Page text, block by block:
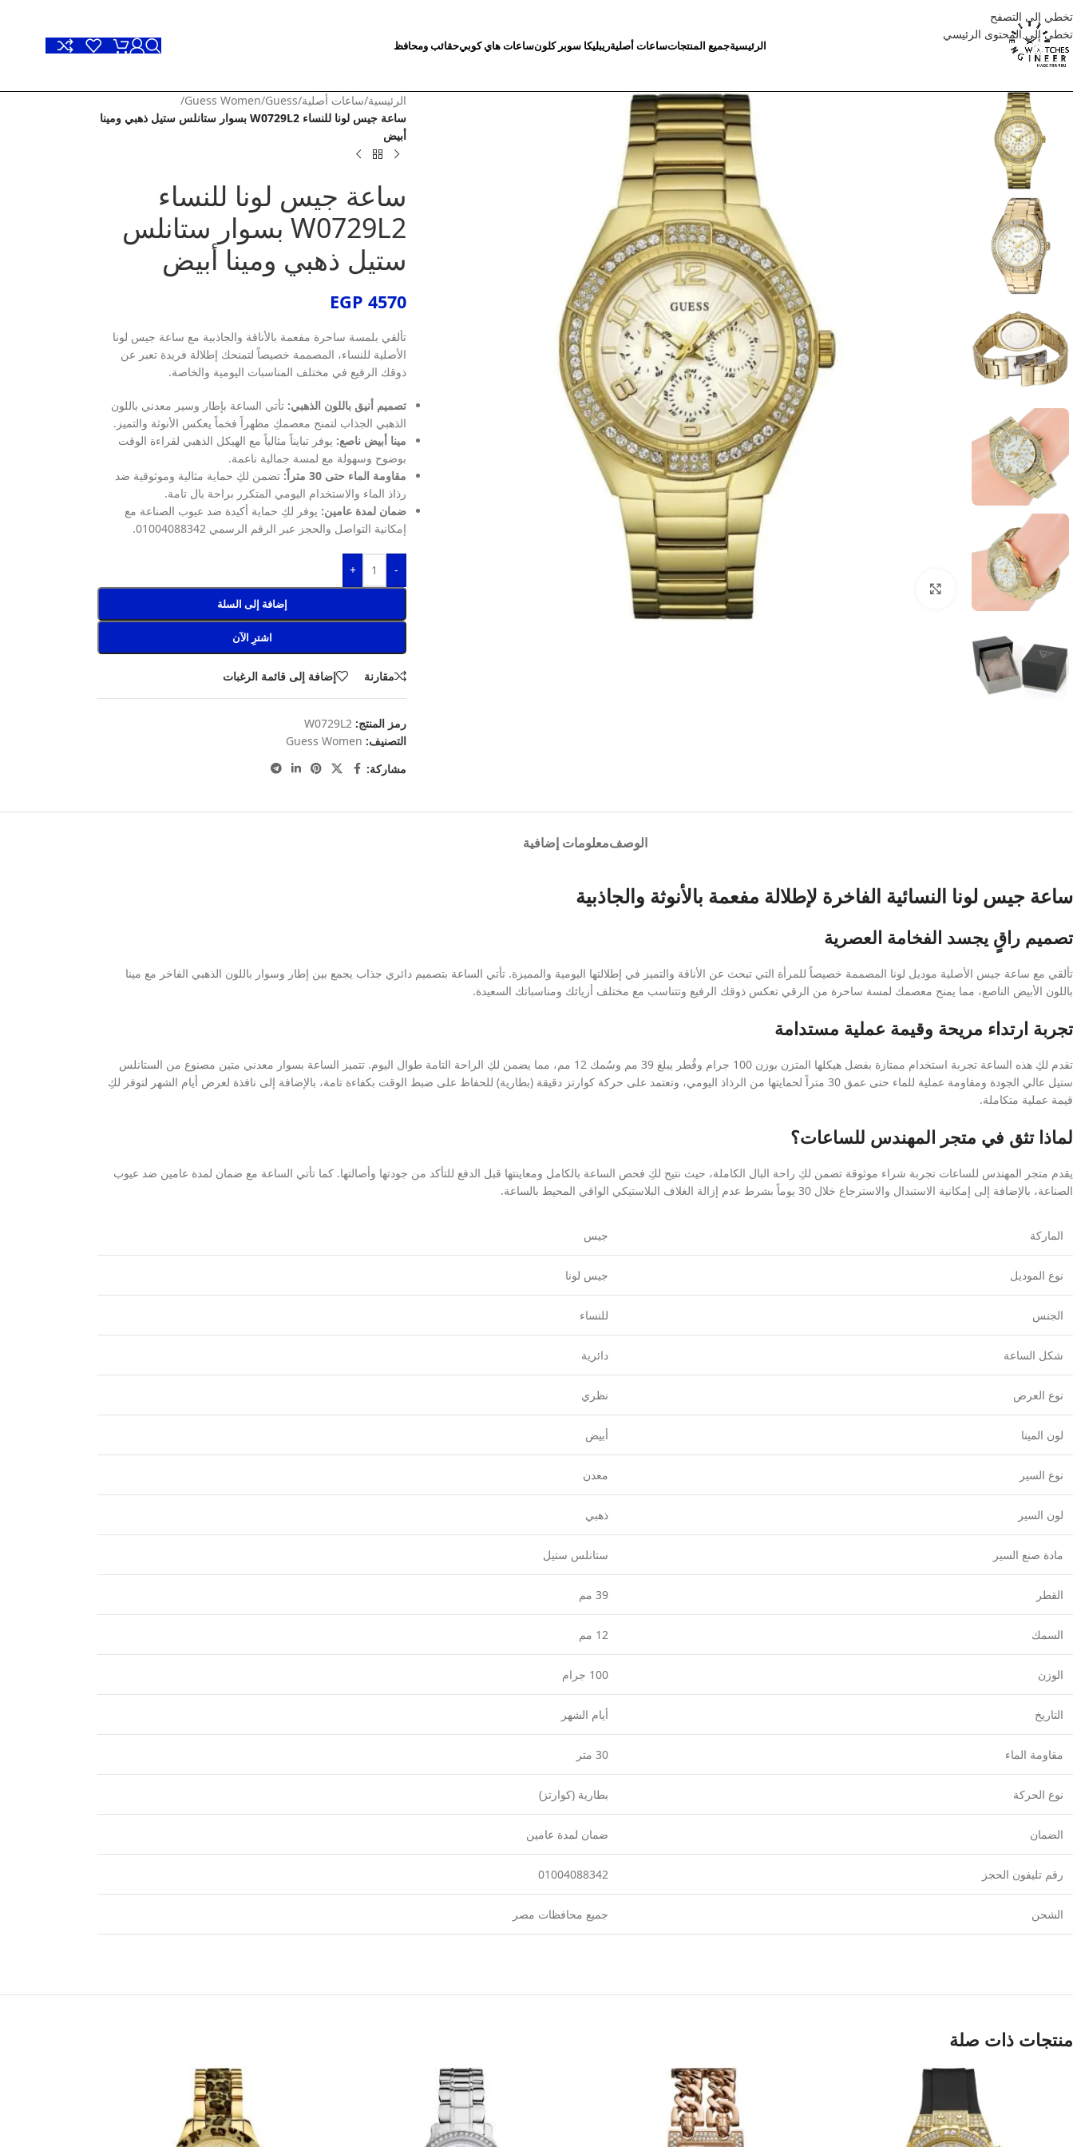
تخطي إلى التصفح
تخطي إلى المحتوى الرئيسي
الرئيسيةجميع المنتجاتساعات أصليةريبليكا سوبر كلونساعات هاي كوبيحقائب ومحافظ
الرئيسية/ساعات أصلية/
Guess
/
Guess Women
/
ساعة جيس لونا للنساء W0729L2 بسوار ستانلس ستيل ذهبي ومينا
أبيض
ساعة جيس لونا للنساء
W0729L2 بسوار ستانلس
ستيل ذهبي ومينا أبيض
EGP 4570
تألقي بلمسة ساحرة مفعمة بالأناقة والجاذبية مع ساعة جيس لونا
الأصلية للنساء، المصممة خصيصاً لتمنحك إطلالة فريدة تعبر عن
ذوقك الرفيع في مختلف المناسبات اليومية والخاصة.
تصميم أنيق باللون الذهبي: تأتي الساعة بإطار وسير معدني باللون
الذهبي الجذاب لتمنح معصمكِ مظهراً فخماً يعكس الأنوثة والتميز.
مينا أبيض ناصع: يوفر تبايناً مثالياً مع الهيكل الذهبي لقراءة الوقت
بوضوح وسهولة مع لمسة جمالية ناعمة.
مقاومة الماء حتى 30 متراً:
تضمن لكِ حماية مثالية وموثوقية ضد
رذاذ الماء والاستخدام اليومي المتكرر براحة بال تامة.
ضمان لمدة عامين: يوفر لكِ حماية أكيدة ضد عيوب الصناعة مع
إمكانية التواصل والحجز عبر الرقم الرسمي 01004088342.
-
+
إضافة إلى السلة
اشترِ الآن
مقارنة إضافة إلى قائمة الرغبات
رمز المنتج: W0729L2
التصنيف: Guess Women
مشاركة:
الوصفمعلومات إضافية
ساعة جيس لونا النسائية الفاخرة لإطلالة مفعمة بالأنوثة والجاذبية
تصميم راقٍ يجسد الفخامة العصرية
تألقي مع ساعة جيس الأصلية موديل لونا المصممة خصيصاً للمرأة التي تبحث عن الأناقة والتميز في إطلالتها اليومية والمميزة. تأتي الساعة بتصميم دائري جذاب يجمع بين إطار وسوار باللون الذهبي الفاخر مع مينا
باللون الأبيض الناصع، مما يمنح معصمك لمسة ساحرة من الرقي تعكس ذوقك الرفيع وتتناسب مع مختلف أزيائك ومناسباتك السعيدة.
تجربة ارتداء مريحة وقيمة عملية مستدامة
تقدم لكِ هذه الساعة تجربة استخدام ممتازة بفضل هيكلها المتزن بوزن 100 جرام وقُطر يبلغ 39 مم وسُمك 12 مم، مما يضمن لكِ الراحة التامة طوال اليوم. تتميز الساعة بسوار معدني متين مصنوع من الستانلس
ستيل عالي الجودة ومقاومة عملية للماء حتى عمق 30 متراً لحمايتها من الرذاذ اليومي، وتعتمد على حركة كوارتز دقيقة (بطارية) للحفاظ على ضبط الوقت بكفاءة تامة، بالإضافة إلى نافذة لعرض أيام الشهر لتوفر لكِ
قيمة عملية متكاملة.
لماذا تثق في متجر المهندس للساعات؟
يقدم متجر المهندس للساعات تجربة شراء موثوقة تضمن لكِ راحة البال الكاملة، حيث نتيح لكِ فحص الساعة بالكامل ومعاينتها قبل الدفع للتأكد من جودتها وأصالتها. كما تأتي الساعة مع ضمان لمدة عامين ضد عيوب
الصناعة، بالإضافة إلى إمكانية الاستبدال والاسترجاع خلال 30 يوماً بشرط عدم إزالة الغلاف البلاستيكي الواقي المحيط بالساعة.
الماركة جيس
نوع الموديل جيس لونا
الجنس للنساء
شكل الساعة دائرية
نوع العرض نظري
لون المينا أبيض
نوع السير معدن
لون السير ذهبي
مادة صنع السير ستانلس ستيل
القطر 39 مم
السمك 12 مم
الوزن 100 جرام
التاريخ أيام الشهر
مقاومة الماء 30 متر
نوع الحركة بطارية (كوارتز)
الضمان ضمان لمدة عامين
رقم تليفون الحجز 01004088342
الشحن جميع محافظات مصر
منتجات ذات صلة